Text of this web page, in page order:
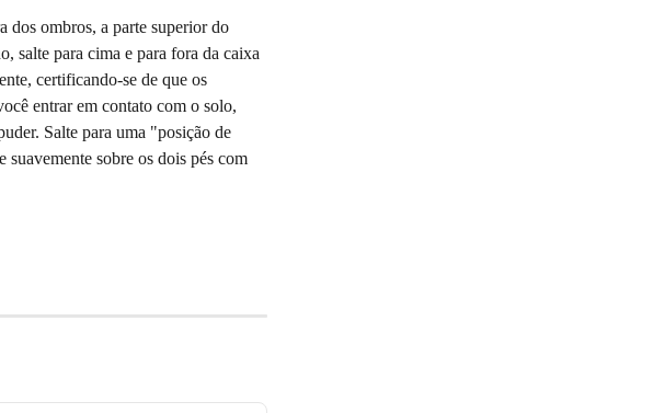
dos ombros, a parte superior do
salte para cima e para fora da caixa
certificando-se de que os
entrar em contato com o solo,
Salte para uma "posição de
sobre os dois pés com